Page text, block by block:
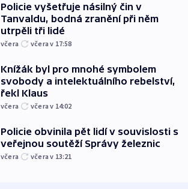
Policie vyšetřuje násilný čin v
Tanvaldu, bodná zranění při něm
utrpěli tři lidé
včera včera v 17:58
Knížák byl pro mnohé symbolem
svobody a intelektuálního rebelství,
řekl Klaus
včera včera v 14:02
Policie obvinila pět lidí v souvislosti s
veřejnou soutěží Správy železnic
včera včera v 13:21